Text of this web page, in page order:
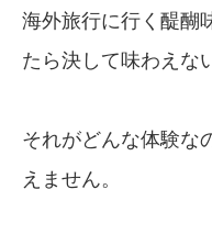
海外旅行に行く醍醐
たら決して味わえな
それがどんな体験な
えません。